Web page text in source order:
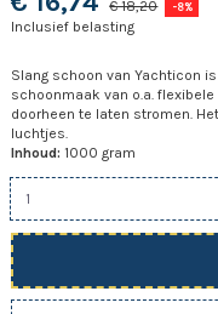
€ 18,20 -8%
Inclusief belasting
Slang schoon van Yachticon
schoonmaak van o.a.
doorheen te laten stromen.
luchtjes.
Inhoud: 1000 gram